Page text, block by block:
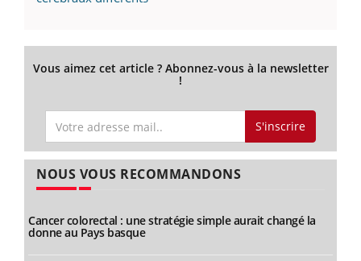
Vous aimez cet article ? Abonnez-vous à la newsletter
!
S'inscrire
NOUS VOUS RECOMMANDONS
Cancer colorectal : une stratégie simple aurait changé la
donne au Pays basque